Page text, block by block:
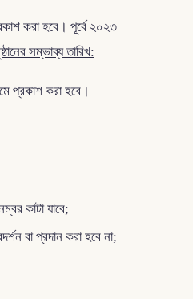
করা হবে। পূর্বে ২০২৩
সম্ভাব্য তারিখ:
প্রকাশ করা হবে।
কাটা যাবে;
বা প্রদান করা হবে না;